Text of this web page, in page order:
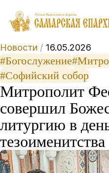
Новости / 16.05.2026
#Богослужение
#Софийский собор
Митрополит
совершил
литургию в
тезоименитства